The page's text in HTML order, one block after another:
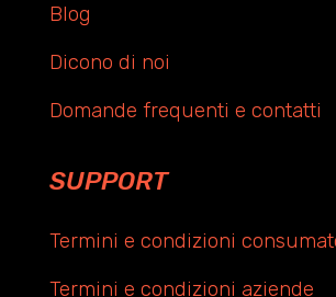
Blog
Dicono di noi
Domande frequenti e contatti
SUPPORT
Termini e condizioni
Termini e condizioni aziende